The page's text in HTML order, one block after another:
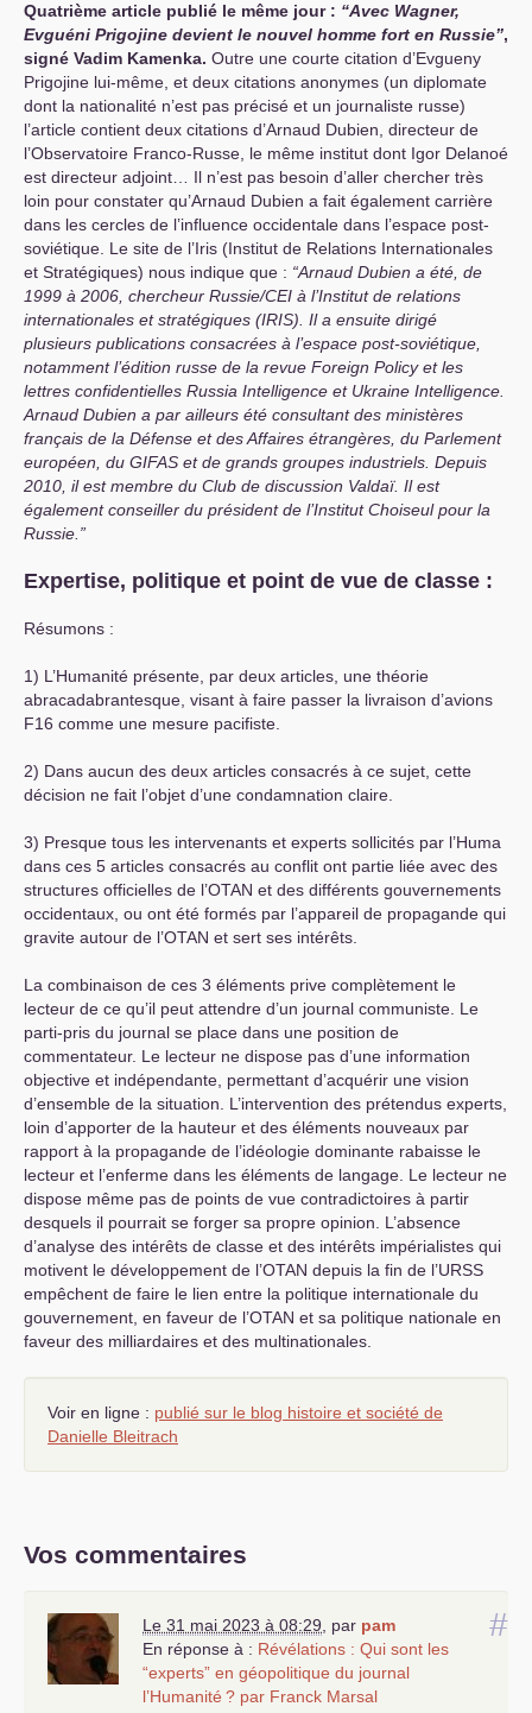
Quatrième article publié le même jour : “Avec Wagner,
Evguéni Prigojine devient le nouvel homme fort en Russie”,
signé Vadim Kamenka. Outre une courte citation d’Evgueny
Prigojine lui-même, et deux citations anonymes (un diplomate
dont la nationalité n’est pas précisé et un journaliste russe)
l’article contient deux citations d’Arnaud Dubien, directeur de
l’Observatoire Franco-Russe, le même institut dont Igor Delanoé
est directeur adjoint… Il n’est pas besoin d’aller chercher très
loin pour constater qu’Arnaud Dubien a fait également carrière
dans les cercles de l’influence occidentale dans l’espace post-
soviétique. Le site de l’Iris (Institut de Relations Internationales
et Stratégiques) nous indique que : “Arnaud Dubien a été, de
1999 à 2006, chercheur Russie/CEI à l’Institut de relations
internationales et stratégiques (IRIS). Il a ensuite dirigé
plusieurs publications consacrées à l’espace post-soviétique,
notamment l’édition russe de la revue Foreign Policy et les
lettres confidentielles Russia Intelligence et Ukraine Intelligence.
Arnaud Dubien a par ailleurs été consultant des ministères
français de la Défense et des Affaires étrangères, du Parlement
européen, du GIFAS et de grands groupes industriels. Depuis
2010, il est membre du Club de discussion Valdaï. Il est
également conseiller du président de l’Institut Choiseul pour la
Russie.”
Expertise, politique et point de vue de classe :
Résumons :
1) L’Humanité présente, par deux articles, une théorie
abracadabrantesque, visant à faire passer la livraison d’avions
F16 comme une mesure pacifiste.
2) Dans aucun des deux articles consacrés à ce sujet, cette
décision ne fait l’objet d’une condamnation claire.
3) Presque tous les intervenants et experts sollicités par l’Huma
dans ces 5 articles consacrés au conflit ont partie liée avec des
structures officielles de l’OTAN et des différents gouvernements
occidentaux, ou ont été formés par l’appareil de propagande qui
gravite autour de l’OTAN et sert ses intérêts.
La combinaison de ces 3 éléments prive complètement le
lecteur de ce qu’il peut attendre d’un journal communiste. Le
parti-pris du journal se place dans une position de
commentateur. Le lecteur ne dispose pas d’une information
objective et indépendante, permettant d’acquérir une vision
d’ensemble de la situation. L’intervention des prétendus experts,
loin d’apporter de la hauteur et des éléments nouveaux par
rapport à la propagande de l’idéologie dominante rabaisse le
lecteur et l’enferme dans les éléments de langage. Le lecteur ne
dispose même pas de points de vue contradictoires à partir
desquels il pourrait se forger sa propre opinion. L’absence
d’analyse des intérêts de classe et des intérêts impérialistes qui
motivent le développement de l’OTAN depuis la fin de l’URSS
empêchent de faire le lien entre la politique internationale du
gouvernement, en faveur de l’OTAN et sa politique nationale en
faveur des milliardaires et des multinationales.
Voir en ligne : publié sur le blog histoire et société de
Danielle Bleitrach
Vos commentaires
#
Le 31 mai 2023 à 08:29 par pam
En réponse à : Révélations : Qui sont les
“experts” en géopolitique du journal
l’Humanité ? par Franck Marsal